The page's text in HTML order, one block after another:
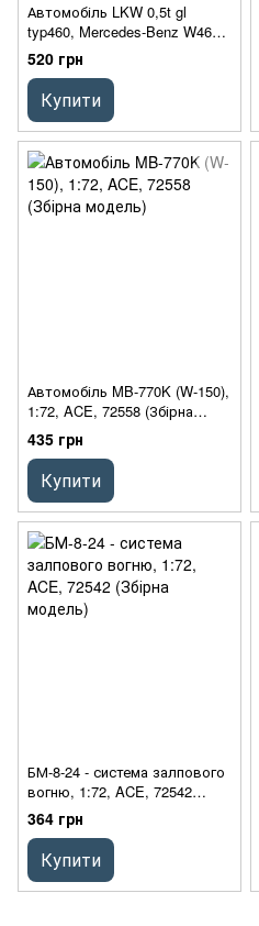
Автомобіль LKW 0,5t gl
typ460, Mercedes-Benz W460,
1:72, ACE, 72470 (Збірна
модель)
520 грн
Купити
Автомобіль MB-770K (W-150),
1:72, ACE, 72558 (Збірна
модель)
435 грн
Купити
БМ-8-24 - система залпового
вогню, 1:72, ACE, 72542
(Збірна модель)
364 грн
Купити